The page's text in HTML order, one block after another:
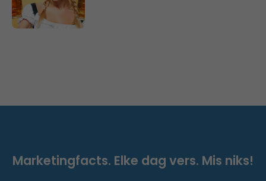
Marketingfacts. Elke dag vers. Mis niks!